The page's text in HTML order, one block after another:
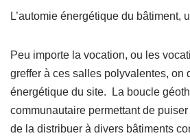
b
o
k
er
L’automie énergétique du bâtiment,
Peu importe la vocation, ou les
greffer à ces salles polyvalentes, on
énergétique du site. La boucle
communautaire permettant de
de la distribuer à divers bâtiments